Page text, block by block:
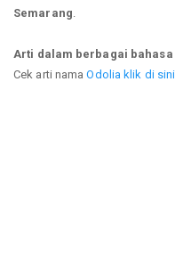
Semarang
Arti dalam berbagai bahasa
Cek arti namaOdolia klik di sini